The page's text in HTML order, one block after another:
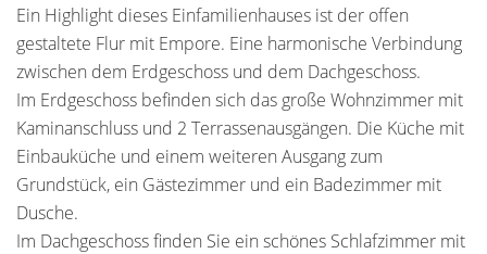
Ein Highlight dieses Einfamilienhauses ist der offen
gestaltete Flur mit Empore. Eine harmonische Verbindung
zwischen dem Erdgeschoss und dem Dachgeschoss.
Im Erdgeschoss befinden sich das große Wohnzimmer mit
Kaminanschluss und 2 Terrassenausgängen. Die Küche mit
Einbauküche und einem weiteren Ausgang zum
Grundstück, ein Gästezimmer und ein Badezimmer mit
Dusche.
Im Dachgeschoss finden Sie ein schönes Schlafzimmer mit